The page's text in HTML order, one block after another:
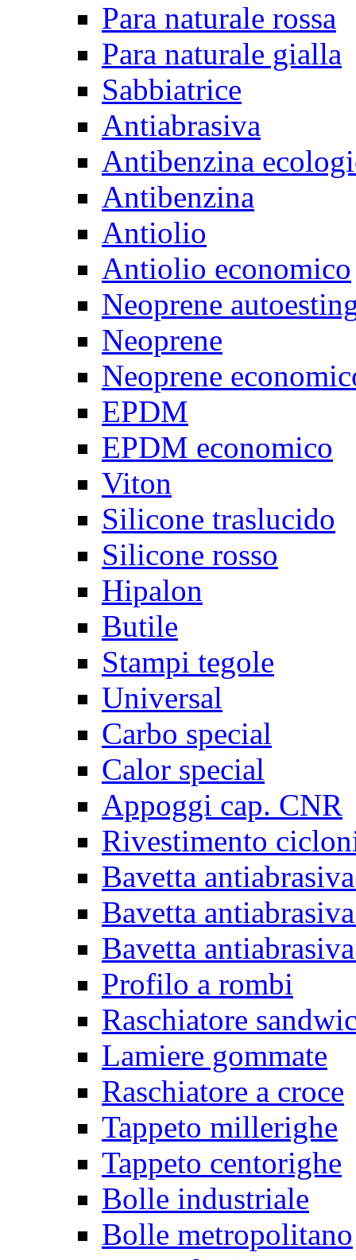
Para naturale rossa
Para naturale gialla
Sabbiatrice
Antiabrasiva
Antibenzina
Antibenzina
Antiolio
Antiolio economico
Neoprene
Neoprene
Neoprene
EPDM
EPDM economico
Viton
Silicone traslucido
Silicone rosso
Hipalon
Butile
Stampi tegole
Universal
Carbo special
Calor special
Appoggi cap. CNR
Rivestimento
Bavetta
Bavetta
Bavetta
Profilo a rombi
Raschiatore
Lamiere gommate
Raschiatore a croce
Tappeto millerighe
Tappeto centorighe
Bolle industriale
Bolle metropolitano